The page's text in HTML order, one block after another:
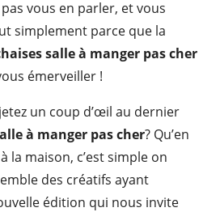
vous en parler, et vous
simplement parce que la
salle à manger pas cher
émerveiller !
un coup d’œil au dernier
à manger pas cher? Qu’en
la maison, c’est simple on
des créatifs ayant
édition qui nous invite